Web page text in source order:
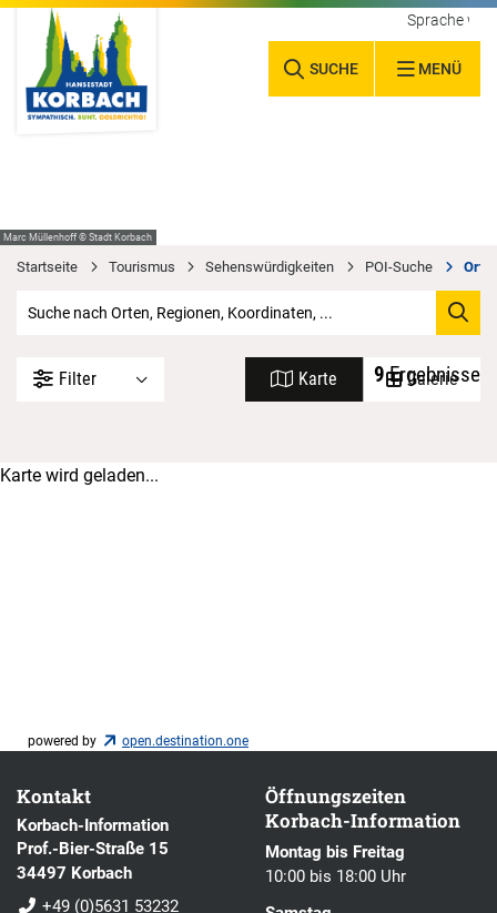
SUCHE MENÜ
Sprache
Marc Müllenhoff © Stadt Korbach
Startseite Tourismus Sehenswürdigkeiten POI-Suche Orte
Filter Karte Galerie
9Ergebnisse
Karte wird geladen...
powered by open.destination.one
Kontakt
Korbach-Information
Prof.-Bier-Straße 15
34497 Korbach
+49 (0)5631 53232
Öffnungszeiten
Korbach-Information
Montag bis Freitag
10:00 bis 18:00 Uhr